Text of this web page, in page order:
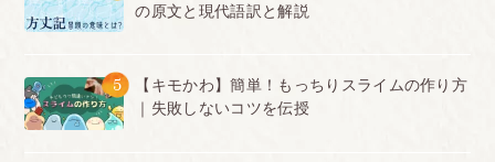
の原文と現代語訳と解説
5
【キモかわ】簡単！もっちりスライムの作り方
｜失敗しないコツを伝授